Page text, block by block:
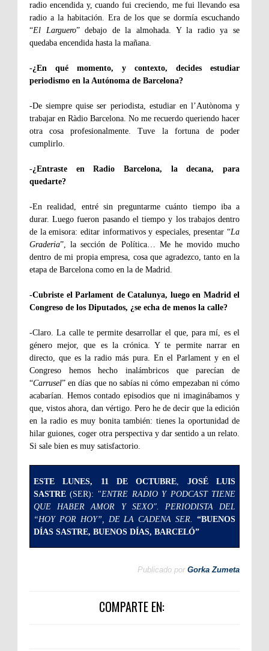
radio encendida y, cuando fui creciendo, me fui llevando esa
radio a la habitación. Era de los que se dormía escuchando
“El Larguero” debajo de la almohada. Y la radio ya se
quedaba encendida hasta la mañana.
-¿En qué momento, y contexto, decides estudiar
periodismo en la Autónoma de Barcelona?
-De siempre quise ser periodista, estudiar en l’Autònoma y
trabajar en Ràdio Barcelona. No me recuerdo queriendo hacer
otra cosa profesionalmente. Tuve la fortuna de poder
cumplirlo.
-¿Entraste en Radio Barcelona, la decana, para
quedarte?
-En realidad, entré sin preguntarme cuánto tiempo iba a
durar. Luego fueron pasando el tiempo y los trabajos dentro
de la emisora: editar informativos y especiales, presentar “La
Graderia”, la sección de Política… Me he movido mucho
dentro de mi propia empresa, cosa que agradezco, tanto en la
etapa de Barcelona como en la de Madrid.
-Cubriste el Parlament de Catalunya, luego en Madrid el
Congreso de los Diputados, ¿se echa de menos la calle?
-Claro. La calle te permite desarrollar el que, para mí, es el
género mejor, que es la crónica. Y te permite narrar en
directo, que es la radio más pura. En el Parlament y en el
Congreso hemos hecho inalámbricos que parecían de
“Carrusel” en días que no sabías ni cómo empezaban ni cómo
acabarían. Hemos contado episodios que ni imaginábamos y
que, vistos ahora, dan vértigo. Pero he de decir que la edición
en la radio es muy bonita también: tienes la oportunidad de
hilar guiones, coger otra perspectiva y dar sentido a un relato.
Si sale bien es muy satisfactorio.
ESTE LUNES, 11 DE OCTUBRE
JOSÉ LUIS
SASTRE(SER): "ENTRE RADIO Y PODCAST TIENE
QUE HABER AMOR Y SEXO".
PERIODISTA DEL
“HOY POR HOY”, DE LA CADENA SER.“BUENOS
DÍAS SASTRE, BUENOS DÍAS, BARCELÓ”
Publicado por Gorka Zumeta
COMPARTE EN: